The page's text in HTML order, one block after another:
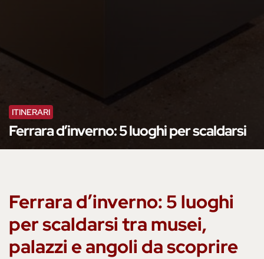
ITINERARI
Ferrara d’inverno: 5 luoghi per scaldarsi
Ferrara d’inverno: 5 luoghi
per scaldarsi tra musei,
palazzi e angoli da scoprire